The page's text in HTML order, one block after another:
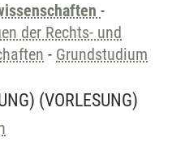
-
der Rechts- und
- Grundstudium
(VORLESUNG)